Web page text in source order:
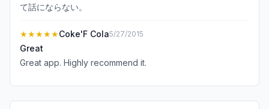
て話にならない。
★★★★★Coke'F Cola5/27/2015
Great
Great app. Highly recommend it.